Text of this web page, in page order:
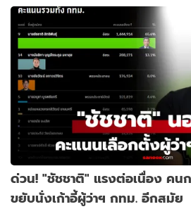
ด่วน! "ชัชชาติ" แรงต่อเนื่อง คน
ขยับนั่งเก้าอี้ผู้ว่าฯ กทม. อีกสมัย